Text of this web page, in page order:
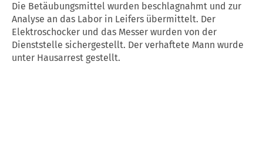
Die Betäubungsmittel wurden beschlagnahmt und zur
Analyse an das Labor in Leifers übermittelt. Der
Elektroschocker und das Messer wurden von der
Dienststelle sichergestellt. Der verhaftete Mann wurde
unter Hausarrest gestellt.